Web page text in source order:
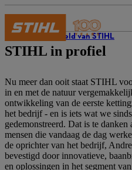
De wereld van STIHL
STIHL in profiel
Nu meer dan ooit staat STIHL
in en met de natuur
ontwikkeling van de eerste
het bedrijf - en is iets wat we
gedemonstreerd. Dat is te
mensen die vandaag de dag
de oprichter van het bedrijf,
bevestigd door innovatieve,
en oplossingen in het segment